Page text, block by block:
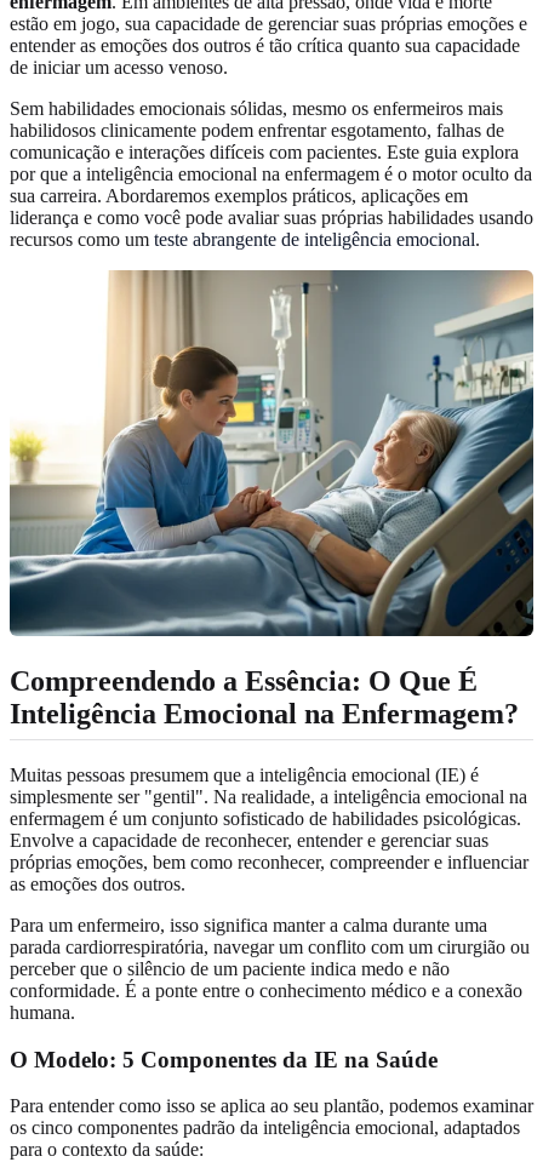
estão em jogo, sua capacidade de gerenciar suas próprias emoções e
entender as emoções dos outros é tão crítica quanto sua capacidade
de iniciar um acesso venoso.
Sem habilidades emocionais sólidas, mesmo os enfermeiros mais
habilidosos clinicamente podem enfrentar esgotamento, falhas de
comunicação e interações difíceis com pacientes. Este guia explora
por que a inteligência emocional na enfermagem é o motor oculto da
sua carreira. Abordaremos exemplos práticos, aplicações em
liderança e como você pode avaliar suas próprias habilidades usando
recursos como um teste abrangente de inteligência emocional.
Compreendendo a Essência: O Que É
Inteligência Emocional na Enfermagem?
Muitas pessoas presumem que a inteligência emocional (IE) é
simplesmente ser "gentil". Na realidade, a inteligência emocional na
enfermagem é um conjunto sofisticado de habilidades psicológicas.
Envolve a capacidade de reconhecer, entender e gerenciar suas
próprias emoções, bem como reconhecer, compreender e influenciar
as emoções dos outros.
Para um enfermeiro, isso significa manter a calma durante uma
parada cardiorrespiratória, navegar um conflito com um cirurgião ou
perceber que o silêncio de um paciente indica medo e não
conformidade. É a ponte entre o conhecimento médico e a conexão
humana.
O Modelo: 5 Componentes da IE na Saúde
Para entender como isso se aplica ao seu plantão, podemos examinar
os cinco componentes padrão da inteligência emocional, adaptados
para o contexto da saúde: